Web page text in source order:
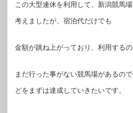
この大型連休を利用して、新潟競馬
考えましたが、宿泊代だけでも
金額が跳ね上がっており、利用するの
まだ行った事がない競馬場があるの
どをまずは達成していきたいです。